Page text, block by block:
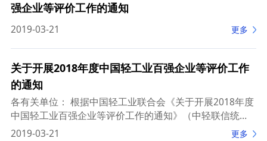
强企业等评价工作的通知
2019-03-21 更多
关于开展2018年度中国轻工业百强企业等评价工作
的通知
各有关单位： 根据中国轻工业联合会《关于开展2018年度
中国轻工业百强企业等评价工作的通知》（中轻联信统
﹝2019﹞88号），由中国陶瓷工业协会组织开展陶瓷行业
2019-03-21 更多